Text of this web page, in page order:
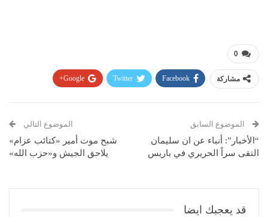
0
مشاركة Facebook
Twitter
Google+
البريد الإلكتروني
الموضوع السابق
“الأخبار”: أنباء عن ان سليمان
التقى سراً الحريري في باريس
الموضوع التالي
شبح موت أمير «كتائب عزام»
يلاحق الجيش و«حزب الله»
قد يعجبك ايضا